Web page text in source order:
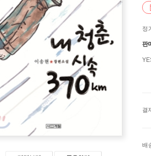
정
판
결
배